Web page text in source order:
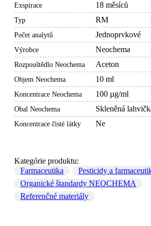
Exspirace 18 měsíců
Typ RM
Počet analytů Jednoprvkové
Výrobce Neochema
Rozpouštědlo Neochema Aceton
Objem Neochema 10 ml
Koncentrace Neochema 100 µg/ml
Obal Neochema Skleněná
Koncentrace čisté látky Ne
Kategórie produktu:
Farmaceutika
Pesticidy a
Organické štandardy NEOCHEMA
Referenčné materiály